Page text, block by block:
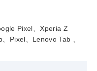
Pixel、Xperia Z
Pixel、Lenovo Tab 、